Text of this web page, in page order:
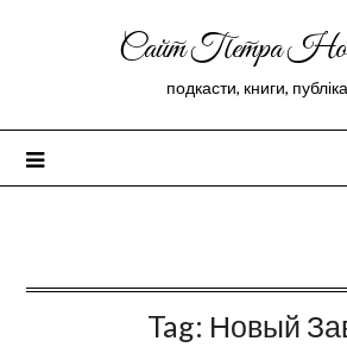
Сайт Петра
подкасти, книги,
Tag: Новый